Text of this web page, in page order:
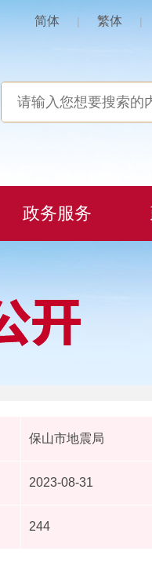
简体 | 繁体 |
政务服务
保山市地震局
2023-08-31
244